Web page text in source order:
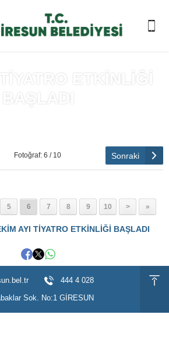
ETKİNLİĞİ
BAŞLADI
Fotoğraf: 6 / 10 Sonraki
5 6 7 8 9 10 > »
AYI TİYATRO ETKİNLİĞİ BAŞLADI
444 4 028
Sok. No:1 GİRESUN